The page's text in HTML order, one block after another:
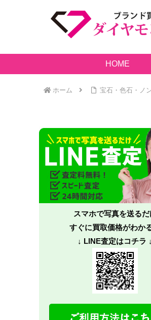
HOME
ホーム 宝石・色石・ノ
スマホで写真を送るだ
すぐに買取価格がわか
↓ LINE査定はコチラ ↓